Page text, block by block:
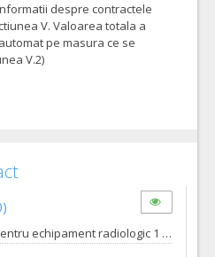
despre contractele
V. Valoarea totala a
pe masura ce se
V.2)
- servicii de mentenanta pentru echipament radiologic 1 conform caietului de sarcini;